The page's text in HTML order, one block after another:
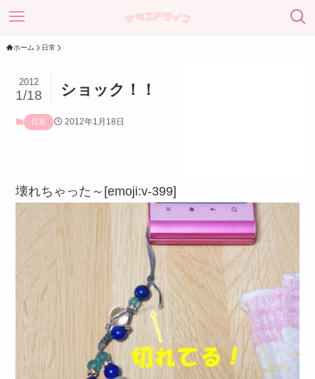
ホーム 日常
ショック！！
2012
1/18
日常 2012年1月18日
壊れちゃった～[emoji:v-399]